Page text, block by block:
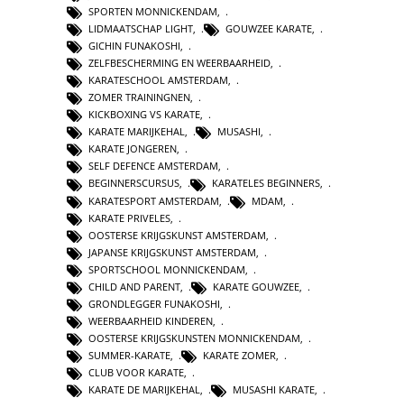
SPORTEN MONNICKENDAM
LIDMAATSCHAP LIGHT
GOUWZEE KARATE
GICHIN FUNAKOSHI
ZELFBESCHERMING EN WEERBAARHEID,
KARATESCHOOL AMSTERDAM,
ZOMER TRAININGNEN,
KICKBOXING VS KARATE,
KARATE MARIJKEHAL, MUSASHI,
KARATE JONGEREN,
SELF DEFENCE AMSTERDAM,
BEGINNERSCURSUS, KARATELES BEGINNERS,
KARATESPORT AMSTERDAM
MDAM
KARATE PRIVELES
OOSTERSE KRIJGSKUNST AMSTERDAM
JAPANSE KRIJGSKUNST AMSTERDAM
SPORTSCHOOL MONNICKENDAM
CHILD AND PARENT
KARATE GOUWZEE
GRONDLEGGER FUNAKOSHI
WEERBAARHEID KINDEREN
OOSTERSE KRIJGSKUNSTEN MONNICKENDAM,
SUMMER-KARATE, KARATE ZOMER,
CLUB VOOR KARATE,
KARATE DE MARIJKEHAL, MUSASHI KARATE,